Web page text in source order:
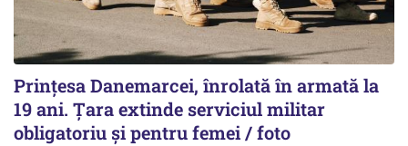
Prințesa Danemarcei, înrolată în armată la
19 ani. Țara extinde serviciul militar
obligatoriu și pentru femei / foto